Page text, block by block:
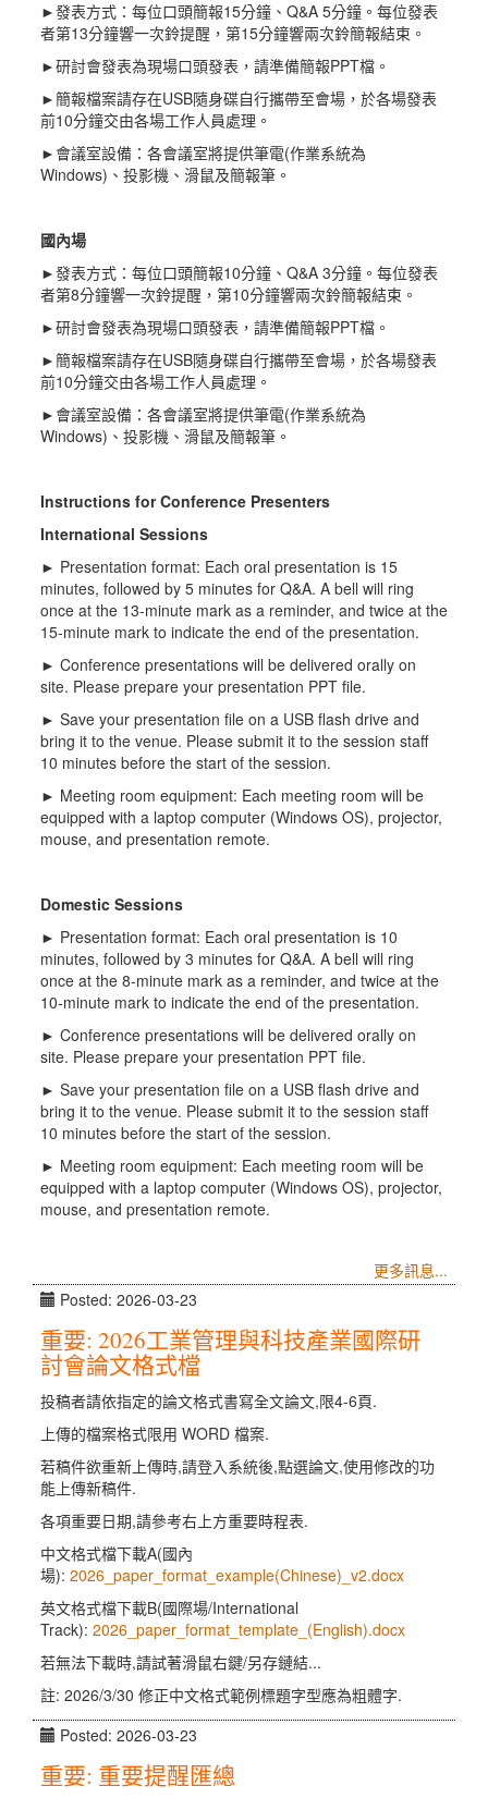
►發表方式：每位口頭簡報15分鐘、Q&A 5分鐘。每位發表
者第13分鐘響一次鈴提醒，第15分鐘響兩次鈴簡報結束。
►研討會發表為現場口頭發表，請準備簡報PPT檔。
►簡報檔案請存在USB隨身碟自行攜帶至會場，於各場發表
前10分鐘交由各場工作人員處理。
►會議室設備：各會議室將提供筆電(作業系統為
Windows)、投影機、滑鼠及簡報筆。
國內場
►發表方式：每位口頭簡報10分鐘、Q&A 3分鐘。每位發表
者第8分鐘響一次鈴提醒，第10分鐘響兩次鈴簡報結束。
►研討會發表為現場口頭發表，請準備簡報PPT檔。
►簡報檔案請存在USB隨身碟自行攜帶至會場，於各場發表
前10分鐘交由各場工作人員處理。
►會議室設備：各會議室將提供筆電(作業系統為
Windows)、投影機、滑鼠及簡報筆。
Instructions for Conference Presenters
International Sessions
► Presentation format: Each oral presentation is 15
minutes, followed by 5 minutes for Q&A. A bell will ring
once at the 13-minute mark as a reminder, and twice at the
15-minute mark to indicate the end of the presentation.
► Conference presentations will be delivered orally on
site. Please prepare your presentation PPT file.
► Save your presentation file on a USB flash drive and
bring it to the venue. Please submit it to the session staff
10 minutes before the start of the session.
► Meeting room equipment: Each meeting room will be
equipped with a laptop computer (Windows OS), projector,
mouse, and presentation remote.
Domestic Sessions
► Presentation format: Each oral presentation is 10
minutes, followed by 3 minutes for Q&A. A bell will ring
once at the 8-minute mark as a reminder, and twice at the
10-minute mark to indicate the end of the presentation.
► Conference presentations will be delivered orally on
site. Please prepare your presentation PPT file.
► Save your presentation file on a USB flash drive and
bring it to the venue. Please submit it to the session staff
10 minutes before the start of the session.
► Meeting room equipment: Each meeting room will be
equipped with a laptop computer (Windows OS), projector,
mouse, and presentation remote.
更多訊息...
Posted: 2026-03-23
重要: 2026工業管理與科技產業國際研
討會論文格式檔
投稿者請依指定的論文格式書寫全文論文,限4-6頁.
上傳的檔案格式限用 WORD 檔案.
若稿件欲重新上傳時,請登入系統後,點選論文,使用修改的功
能上傳新稿件.
各項重要日期,請參考右上方重要時程表.
中文格式檔下載A(國內
場): 2026_paper_format_example(Chinese)_v2.docx
英文格式檔下載B(國際場/International
Track): 2026_paper_format_template_(English).docx
若無法下載時,請試著滑鼠右鍵/另存鏈結...
註: 2026/3/30 修正中文格式範例標題字型應為粗體字.
Posted: 2026-03-23
重要: 重要提醒匯總